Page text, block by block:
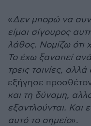
«Δεν μπορώ να
είμαι σίγουρος
λάθος. Νομίζω ότι
Το έχω ξαναπεί
τρεις ταινίες,
εξήγησε
και τη δύναμη,
εξαντλούνται. Και
αυτό το σημείο».